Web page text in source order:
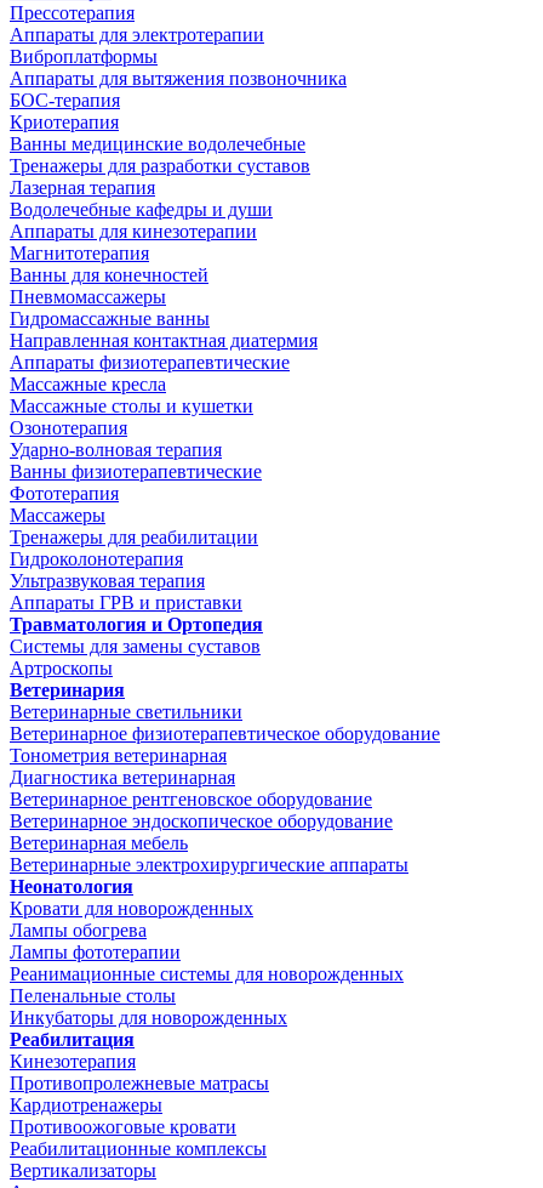
Прессотерапия
Аппараты для электротерапии
Виброплатформы
Аппараты для вытяжения позвоночника
БОС-терапия
Криотерапия
Ванны медицинские водолечебные
Тренажеры для разработки суставов
Лазерная терапия
Водолечебные кафедры и души
Аппараты для кинезотерапии
Магнитотерапия
Ванны для конечностей
Пневмомассажеры
Гидромассажные ванны
Направленная контактная диатермия
Аппараты физиотерапевтические
Массажные кресла
Массажные столы и кушетки
Озонотерапия
Ударно-волновая терапия
Ванны физиотерапевтические
Фототерапия
Массажеры
Тренажеры для реабилитации
Гидроколонотерапия
Ультразвуковая терапия
Аппараты ГРВ и приставки
Травматология и Ортопедия
Системы для замены суставов
Артроскопы
Ветеринария
Ветеринарные светильники
Ветеринарное физиотерапевтическое оборудование
Тонометрия ветеринарная
Диагностика ветеринарная
Ветеринарное рентгеновское оборудование
Ветеринарное эндоскопическое оборудование
Ветеринарная мебель
Ветеринарные электрохирургические аппараты
Неонатология
Кровати для новорожденных
Лампы обогрева
Лампы фототерапии
Реанимационные системы для новорожденных
Пеленальные столы
Инкубаторы для новорожденных
Реабилитация
Кинезотерапия
Противопролежневые матрасы
Кардиотренажеры
Противоожоговые кровати
Реабилитационные комплексы
Вертикализаторы